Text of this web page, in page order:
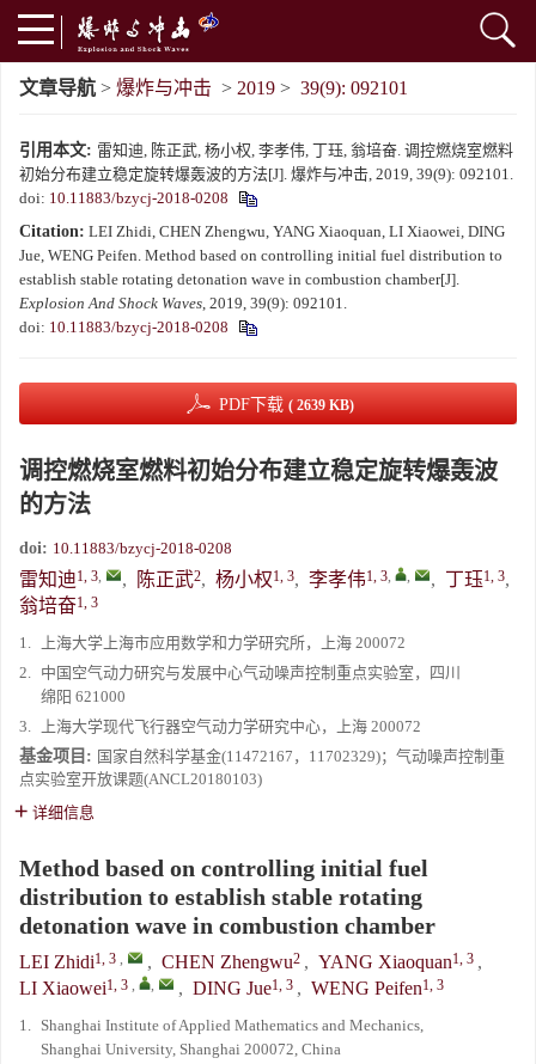
文章导航 > 爆炸与冲击 > 2019 > 39(9): 092101
引用本文: 雷知迪, 陈正武, 杨小权, 李孝伟, 丁珏, 翁培奋. 调控燃烧室燃料
初始分布建立稳定旋转爆轰波的方法[J]. 爆炸与冲击, 2019, 39(9): 092101.
doi: 10.11883/bzycj-2018-0208
Citation: LEI Zhidi, CHEN Zhengwu, YANG Xiaoquan, LI Xiaowei, DING
Jue, WENG Peifen. Method based on controlling initial fuel distribution to
establish stable rotating detonation wave in combustion chamber[J].
Explosion And Shock Waves, 2019, 39(9): 092101.
doi: 10.11883/bzycj-2018-0208
PDF下载 ( 2639 KB)
调控燃烧室燃料初始分布建立稳定旋转爆轰波
的方法
doi: 10.11883/bzycj-2018-0208
雷知迪1, 3, , 陈正武2, 杨小权1, 3, 李孝伟1, 3, , , 丁珏1, 3,
翁培奋1, 3
1.
上海大学上海市应用数学和力学研究所，上海 200072
2. 中国空气动力研究与发展中心气动噪声控制重点实验室，四川
绵阳 621000
3.
上海大学现代飞行器空气动力学研究中心，上海 200072
基金项目: 国家自然科学基金(11472167，11702329)；气动噪声控制重
点实验室开放课题(ANCL20180103)
详细信息
Method based on controlling initial fuel
distribution to establish stable rotating
detonation wave in combustion chamber
LEI Zhidi1, 3 , , CHEN Zhengwu2 , YANG Xiaoquan1, 3 ,
LI Xiaowei1, 3 , , , DING Jue1, 3 , WENG Peifen1, 3
1. Shanghai Institute of Applied Mathematics and Mechanics,
Shanghai University, Shanghai 200072, China